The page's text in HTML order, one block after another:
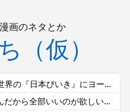
画のネタとか
（仮）
欧州「日本だけ反則だろ…」 世界の『日本びいき』にヨーロッパ全土から不満の声
「知らないわよ、この値段なんだから全部いいのが欲しいの」イチゴ売り場で言い返された話